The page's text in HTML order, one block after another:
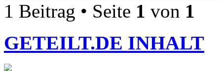
1 Beitrag • Seite 1 von 1
GETEILT.DE INHALT